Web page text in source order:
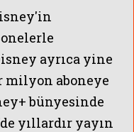
ayrıca yine
milyon aboneye
bünyesinde
yıllardır yayın